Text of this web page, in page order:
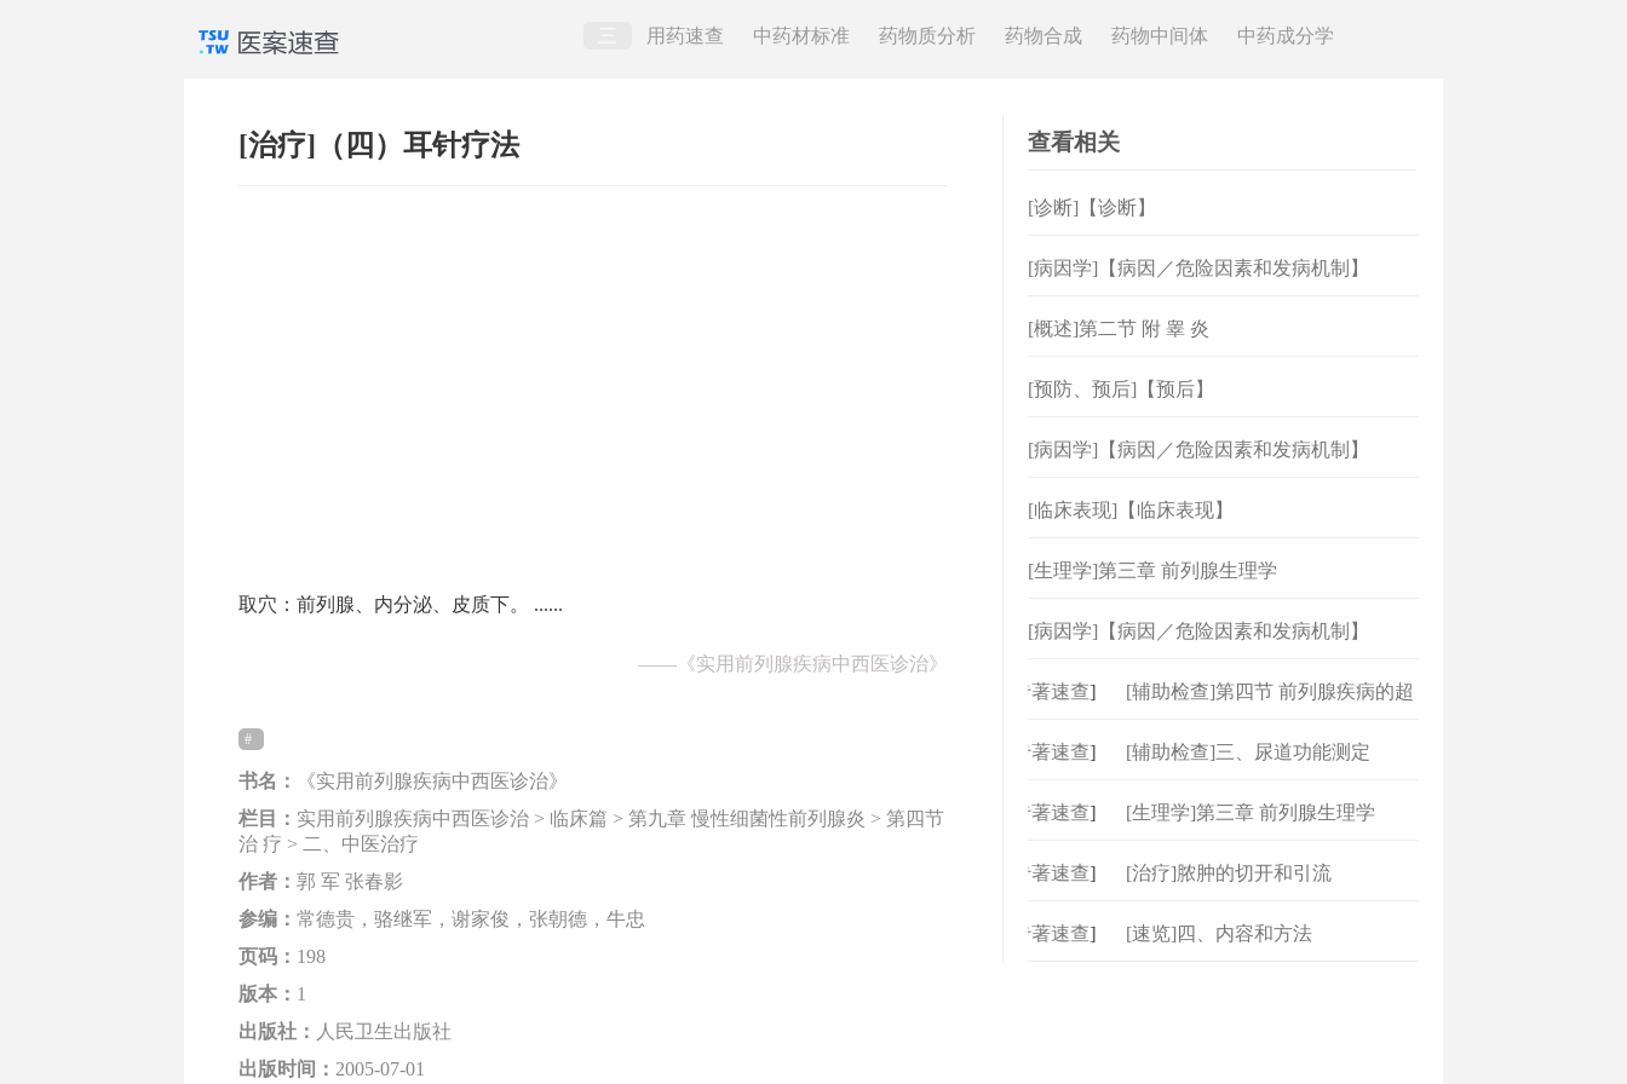
用药速查 中药材标准 药物质分析 药物合成 药物中间体 中药成分学
[治疗]（四）耳针疗法
取穴：前列腺、内分泌、皮质下。 ......
—— 《实用前列腺疾病中西医诊治》
书名：
《实用前列腺疾病中西医诊治》
栏目： 实用前列腺疾病中西医诊治 > 临床篇 > 第九章 慢性细菌性前列腺炎 > 第四节
治 疗 > 二、中医治疗
作者： 郭 军 张春影
参编： 常德贵，骆继军，谢家俊，张朝德，牛忠
页码： 198
版本： 1
出版社： 人民卫生出版社
出版时间： 2005-07-01
查看相关
[诊断]【诊断】
[病因学]【病因／危险因素和发病机制】
[概述]第二节 附 睾 炎
[预防、预后]【预后】
[病因学]【病因／危险因素和发病机制】
[临床表现]【临床表现】
[生理学]第三章 前列腺生理学
[病因学]【病因／危险因素和发病机制】
专著速查] [辅助检查]第四节 前列腺疾病的超
专著速查] [辅助检查]三、尿道功能测定
专著速查] [生理学]第三章 前列腺生理学
专著速查] [治疗]脓肿的切开和引流
专著速查] [速览]四、内容和方法